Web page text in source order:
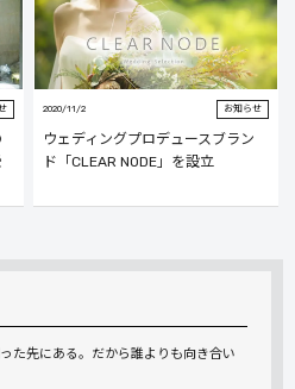
2020/11/2 お知らせ
ウェディングプロデュースブラン
ド「CLEAR NODE」を設立
た先にある。だから誰よりも向き合い